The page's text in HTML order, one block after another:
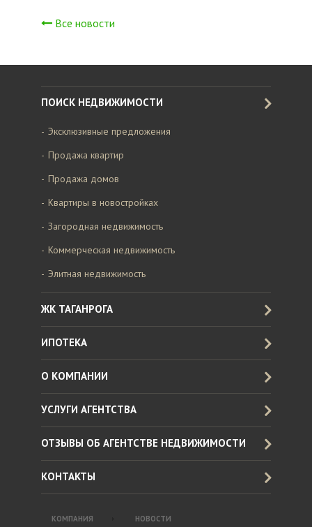
Все новости
ПОИСК НЕДВИЖИМОСТИ
Эксклюзивные предложения
Продажа квартир
Продажа домов
Квартиры в новостройках
Загородная недвижимость
Коммерческая недвижимость
Элитная недвижимость
ЖК ТАГАНРОГА
ИПОТЕКА
О КОМПАНИИ
УСЛУГИ АГЕНТСТВА
ОТЗЫВЫ ОБ АГЕНТСТВЕ НЕДВИЖИМОСТИ
КОНТАКТЫ
КОМПАНИЯ НОВОСТИ